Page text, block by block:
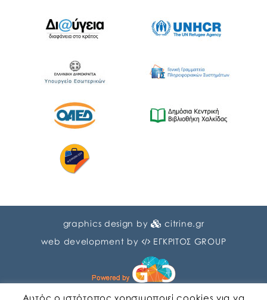
graphics design by
citrine.gr
web development by
ΕΓΚΡΙΤΟΣ GROUP
Αυτός ο ιστότοπος χρησιμοποιεί cookies για να